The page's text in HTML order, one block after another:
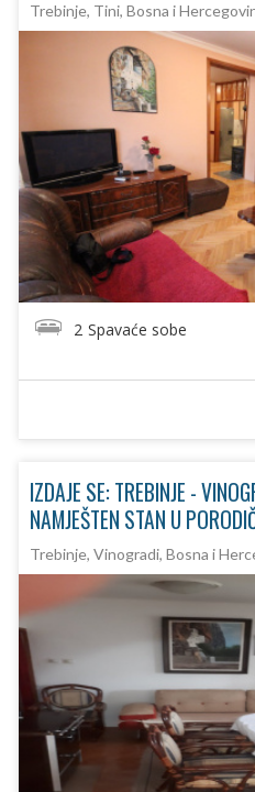
Trebinje, Tini, Bosna i
2 Spavaće sobe
IZDAJE SE: TREBINJE -
NAMJEŠTEN STAN U
Trebinje, Vinogradi, Bosna i